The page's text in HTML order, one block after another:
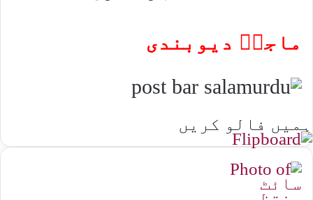
ماجدؔ دیوبندی
ہمیں فالو کریں